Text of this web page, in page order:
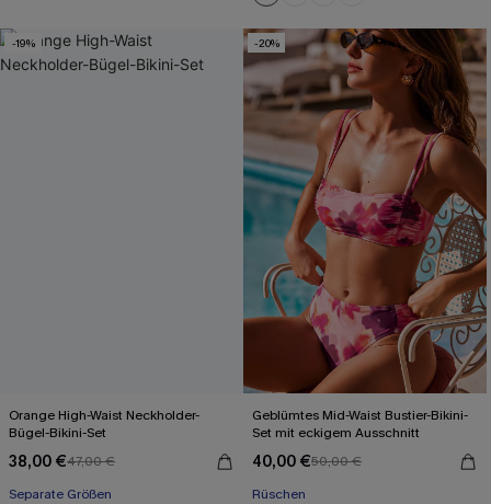
-19%
Orange High-Waist Neckholder-
Bügel-Bikini-Set
38,00 €47,00 €
Separate Größen
-20%
Geblümtes Mid-Waist Bustier-Bikini-
Set mit eckigem Ausschnitt
40,00 €50,00 €
Rüschen